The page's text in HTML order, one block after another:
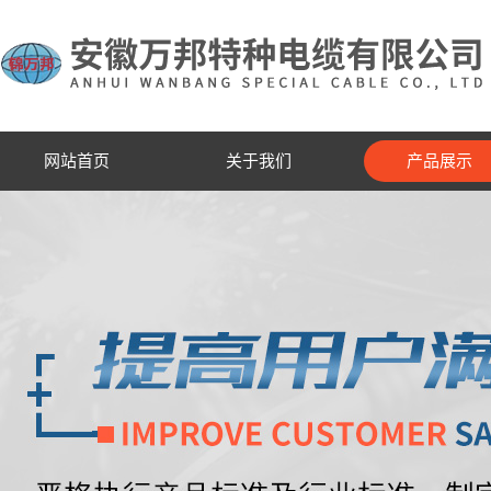
网站首页 关于我们 产品展示